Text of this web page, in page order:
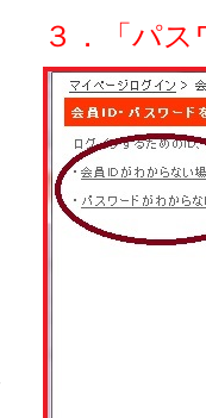
３．「パ